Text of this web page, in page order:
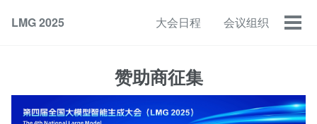
LMG 2025 大会日程 会议组织
赞助商征集